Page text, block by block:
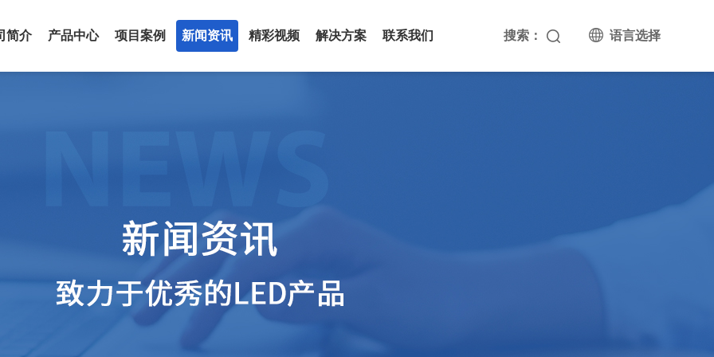
语言选择
搜索：
简介 产品中心 项目案例 新闻资讯 精彩视频 解决方案 联系我们